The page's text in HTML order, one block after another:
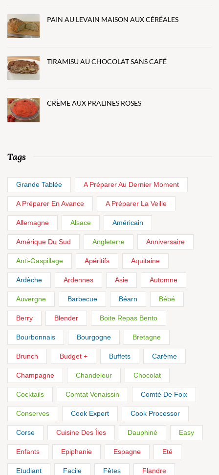
PAIN AU LEVAIN MAISON AUX CÉRÉALES
TIRAMISU AU CHOCOLAT SANS CAFÉ
CRÈME AUX PRALINES ROSES
Tags
Grande Tablée A Préparer Au Dernier Moment
A Préparer En Avance A Préparer La Veille
Allemagne Alsace Américain
Amérique Du Sud Angleterre Anniversaire
Anti-Gaspillage Apéritifs Aquitaine
Ardèche Ardennes Asie Automne
Auvergne Barbecue Béarn Bébé
Berry Blender Boite Repas Bento
Bourbonnais Bourgogne Bretagne
Brunch Budget + Buffets Carême
Champagne Chandeleur Chocolat
Cocktails Comtat Venaissin Comté De Foix
Conserves Cook Expert Cook Processor
Corse Cuisine Des Îles Dauphiné Easy
Enfants Epiphanie Espagne Eté
Etudiant Facile Fêtes Flandre